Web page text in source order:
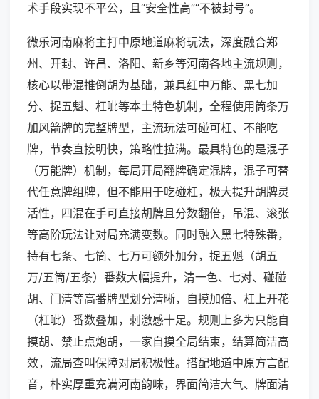
术手段实现不平公，且“安全性高”“不被封号”。
微乐河南麻将主打中原地道麻将玩法，深度融合郑
州、开封、许昌、洛阳、新乡等河南各地主流规则，
核心以带混推倒胡为基础，兼具红中万能、黑七加
分、捉五魁、杠呲等本土特色机制，全程使用筒条万
加风箭牌的完整牌型，主流玩法可碰可杠、不能吃
牌，节奏直接明快，策略性拉满。最具特色的是混子
（万能牌）机制，每局开局翻牌确定混牌，混子可替
代任意牌组牌，但不能用于吃碰杠，极大提升胡牌灵
活性，四混在手可直接胡牌且分数翻倍，吊混、滚张
等高阶玩法让对局充满变数。同时融入黑七特殊番，
持有七条、七筒、七万可额外加分，捉五魁（胡五
万/五筒/五条）番数大幅提升，清一色、七对、碰碰
胡、门清等高番牌型划分清晰，自摸加倍、杠上开花
（杠呲）番数叠加，刺激感十足。规则上多为只能自
摸胡、禁止点炮胡，一家自摸全局结束，结算简洁高
效，流局查叫保障对局积极性。搭配地道中原方言配
音，朴实厚重充满河南韵味，界面简洁大气、牌面清